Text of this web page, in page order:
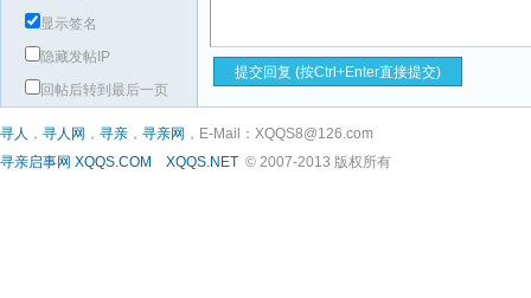
显示签名
隐藏发帖IP
回帖后转到最后一页
寻人 ， 寻人网 ， 寻亲 ， 寻亲网 ，E-Mail：XQQS8@126.com
寻亲启事网 XQQS.COM XQQS.NET © 2007-2013 版权所有